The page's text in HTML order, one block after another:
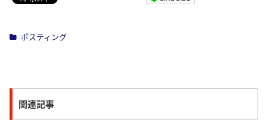
ポスティング
関連記事